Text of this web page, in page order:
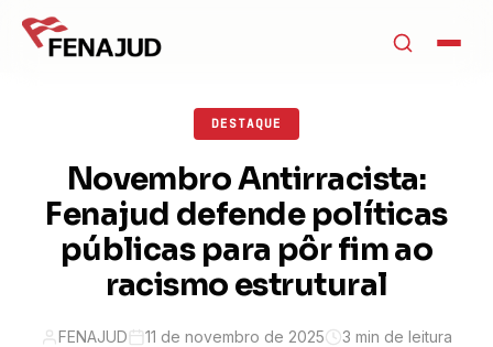
DESTAQUE
Novembro Antirracista:
Fenajud defende políticas
públicas para pôr fim ao
racismo estrutural
FENAJUD 11 de novembro de 2025 3 min de leitura